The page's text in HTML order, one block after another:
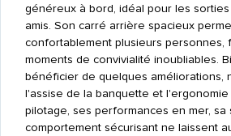
généreux à bord, idéal pour les
amis. Son carré arrière spacieux
confortablement plusieurs personnes,
moments de convivialité inoubliables.
bénéficier de quelques améliorations,
l'assise de la banquette et
pilotage, ses performances en mer, sa
comportement sécurisant ne laissent